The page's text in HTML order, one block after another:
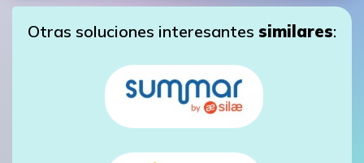
Otras soluciones interesantes similares: